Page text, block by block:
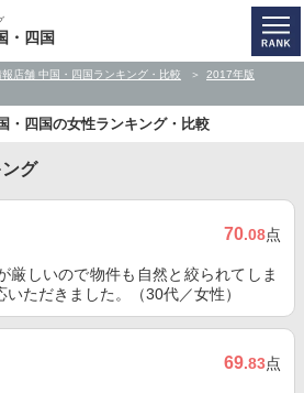
・四国
店舗 中国・四国ランキング・比較
2017年版
・四国の女性ランキング・比較
グ
70.08点
厳しいので物件も自然と絞られてしま
ただきました。（30代／女性）
69.83点